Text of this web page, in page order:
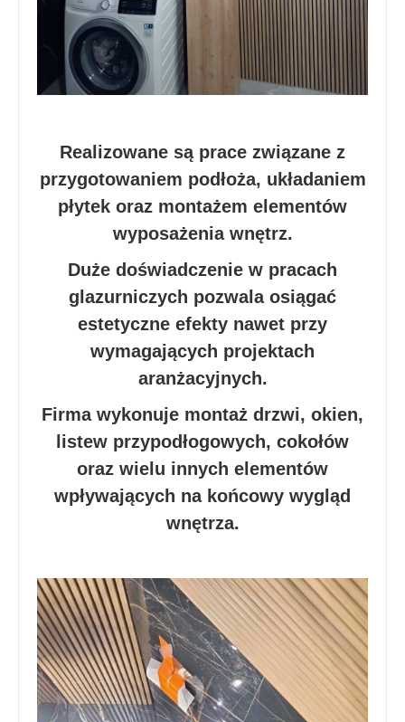
Realizowane są prace związane z
przygotowaniem podłoża, układaniem
płytek oraz montażem elementów
wyposażenia wnętrz.
Duże doświadczenie w pracach
glazurniczych pozwala osiągać
estetyczne efekty nawet przy
wymagających projektach
aranżacyjnych.
Firma wykonuje montaż drzwi, okien,
listew przypodłogowych, cokołów
oraz wielu innych elementów
wpływających na końcowy wygląd
wnętrza.